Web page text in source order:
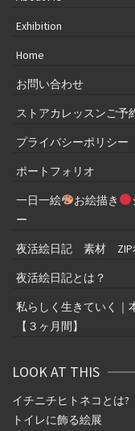
Exhibition
Home
お問い合わせ
ストアカレッスンご予
プライバシーポリシー
ポートフォリオ
一日一絵
お絵描き
ー
夜活絵日記 素材 ZIP
夜活絵日記とは？
私らしく生きていく｜
【３ヶ月間】
LOOK AT THIS
イチニチヒトネコとは?
トイレに飾る絵展